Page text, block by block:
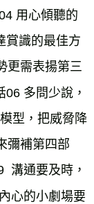
用心傾聽的
賞識的最佳方
更需表揚第三
多問少說，
型，把威脅降
彌補第四部
溝通要及時，
心的小劇場要